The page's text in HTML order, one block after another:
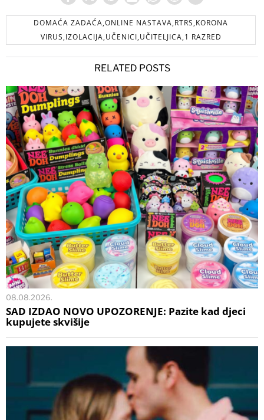
DOMAĆA ZADAĆA,ONLINE NASTAVA,RTRS,KORONA
VIRUS,IZOLACIJA,UČENICI,UČITELJICA,1 RAZRED
RELATED POSTS
08.08.2026.
SAD IZDAO NOVO UPOZORENJE: Pazite kad djeci
kupujete skvišije